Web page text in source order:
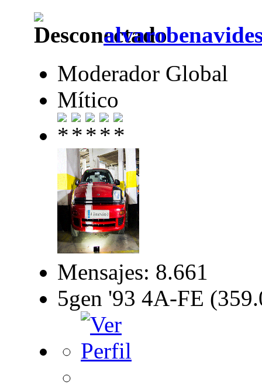
Moderador Global
Mítico
Mensajes: 8.661
5gen '93 4A-FE